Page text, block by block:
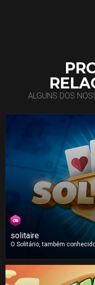
ALGUNS DOS
solitaire
O Solitário, também